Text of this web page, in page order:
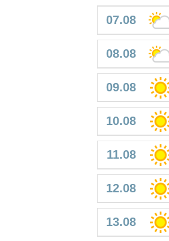
07.08
08.08
09.08
10.08
11.08
12.08
13.08